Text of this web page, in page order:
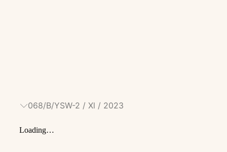
068/B/YSW-2 / Xl / 2023